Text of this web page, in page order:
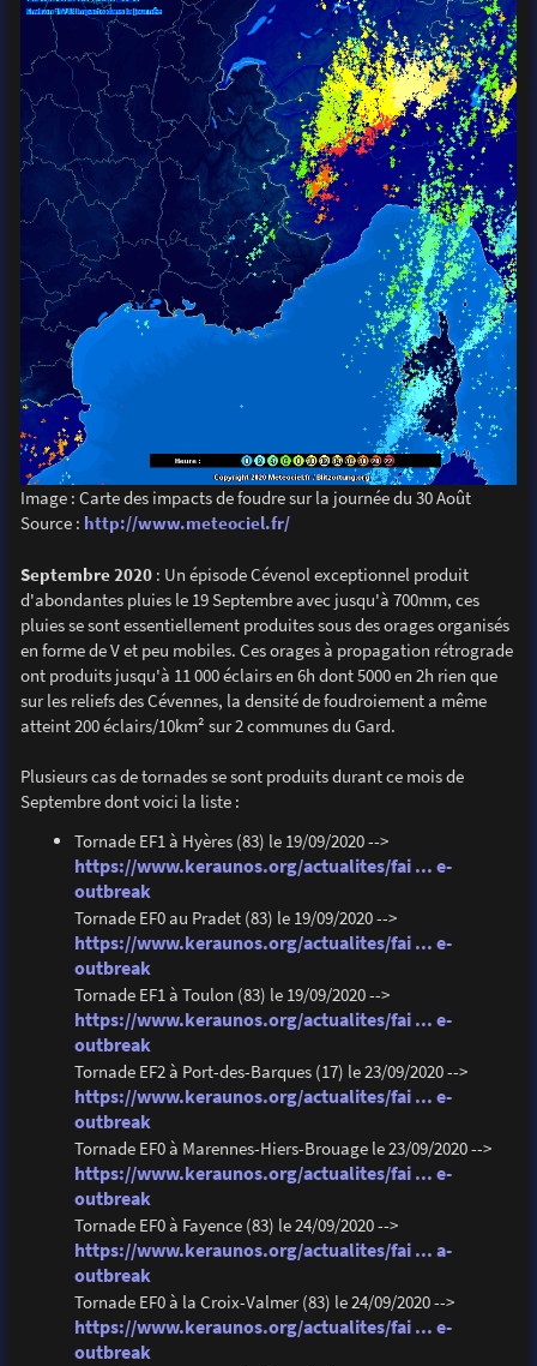
Image : Carte des impacts de foudre sur la journée du 30 Août
Source : http://www.meteociel.fr/
Septembre 2020: Un épisode Cévenol exceptionnel produit
d'abondantes pluies le 19 Septembre avec jusqu'à 700mm, ces
pluies se sont essentiellement produites sous des orages organisés
en forme de V et peu mobiles. Ces orages à propagation rétrograde
ont produits jusqu'à 11 000 éclairs en 6h dont 5000 en 2h rien que
sur les reliefs des Cévennes, la densité de foudroiement a même
atteint 200 éclairs/10km² sur 2 communes du Gard.
Plusieurs cas de tornades se sont produits durant ce mois de
Septembre dont voici la liste :
Tornade EF1 à Hyères (83) le 19/09/2020 -->
https://www.keraunos.org/actualites/fai ... e-
outbreak
Tornade EF0 au Pradet (83) le 19/09/2020 -->
https://www.keraunos.org/actualites/fai ... e-
outbreak
Tornade EF1 à Toulon (83) le 19/09/2020 -->
https://www.keraunos.org/actualites/fai ... e-
outbreak
Tornade EF2 à Port-des-Barques (17) le 23/09/2020 -->
https://www.keraunos.org/actualites/fai ... e-
outbreak
Tornade EF0 à Marennes-Hiers-Brouage le 23/09/2020 -->
https://www.keraunos.org/actualites/fai ... e-
outbreak
Tornade EF0 à Fayence (83) le 24/09/2020 -->
https://www.keraunos.org/actualites/fai ... a-
outbreak
Tornade EF0 à la Croix-Valmer (83) le 24/09/2020 -->
https://www.keraunos.org/actualites/fai ... e-
outbreak